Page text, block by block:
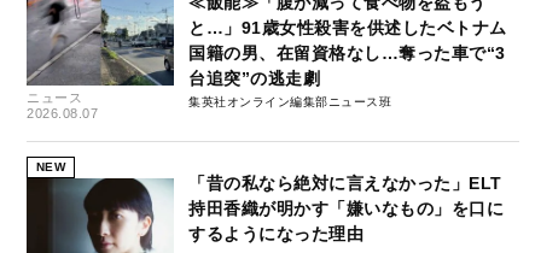
ニュース
2026.08.07
と…」91歳女性殺害を供述したベトナム
国籍の男、在留資格なし…奪った車で“3
台追突”の逃走劇
集英社オンライン編集部ニュース班
NEW
「昔の私なら絶対に言えなかった」ELT
持田香織が明かす「嫌いなもの」を口に
するようになった理由